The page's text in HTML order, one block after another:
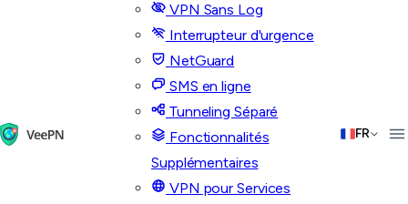
VPN Sans Log
Interrupteur d'urgence
NetGuard
SMS en ligne
Tunneling Séparé
Fonctionnalités
Supplémentaires
VPN pour Services
FR